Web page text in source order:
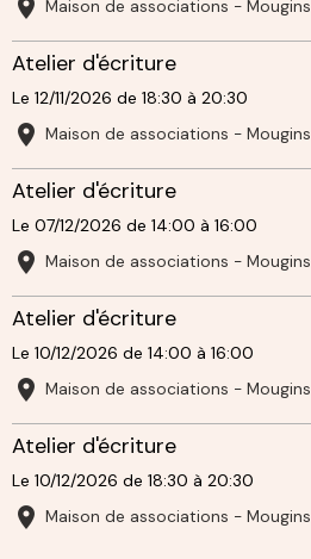
Maison de associations - Mougins
Atelier d'écriture
Le 12/11/2026 de 18:30 à 20:30
Maison de associations - Mougins
Atelier d'écriture
Le 07/12/2026 de 14:00 à 16:00
Maison de associations - Mougins
Atelier d'écriture
Le 10/12/2026 de 14:00 à 16:00
Maison de associations - Mougins
Atelier d'écriture
Le 10/12/2026 de 18:30 à 20:30
Maison de associations - Mougins